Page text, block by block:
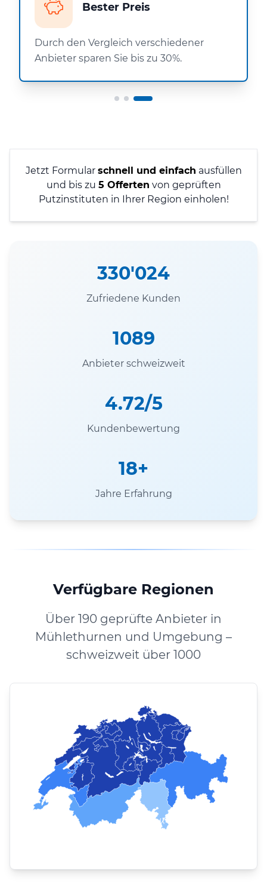
Bester Preis
Durch den Vergleich verschiedener
Anbieter sparen Sie bis zu 30%.
Jetzt Formular schnell und einfach ausfüllen
und bis zu 5 Offerten von geprüften
Putzinstituten in Ihrer Region einholen!
330'024
Zufriedene Kunden
1089
Anbieter schweizweit
4.72/5
Kundenbewertung
18+
Jahre Erfahrung
Verfügbare Regionen
Über 190 geprüfte Anbieter in
Mühlethurnen und Umgebung –
schweizweit über 1000